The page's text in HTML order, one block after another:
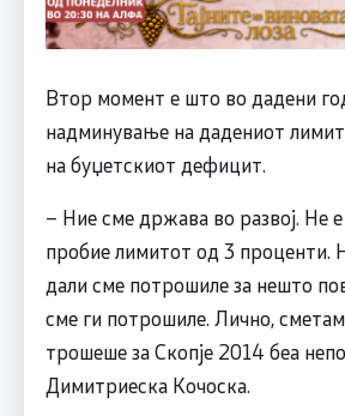
Втор момент е што во дадени
надминување на дадениот
на буџетскиот дефицит.
– Ние сме држава во развој. Не
пробие лимитот од 3 проценти.
дали сме потрошиле за нешто
сме ги потрошиле. Лично,
трошеше за Скопје 2014 беа
Димитриеска Кочоска.